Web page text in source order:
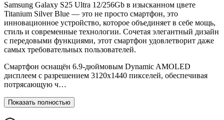
Samsung Galaxy S25 Ultra 12/256Gb в изысканном цвете
Titanium Silver Blue — это не просто смартфон, это
инновационное устройство, которое объединяет в себе мощь,
стиль и современные технологии. Сочетая элегантный дизайн
с передовыми функциями, этот смартфон удовлетворит даже
самых требовательных пользователей.
Смартфон оснащён 6.9-дюймовым Dynamic AMOLED
дисплеем с разрешением 3120x1440 пикселей, обеспечивая
потрясающую ч…
Показать полностью